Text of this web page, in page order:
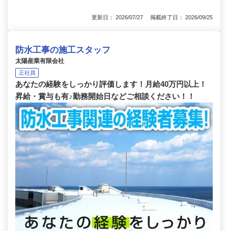
更新日： 2026/07/27 掲載終了日： 2026/09/25
防水工事の施工スタッフ
太陽産業有限会社
正社員
あなたの経験をしっかり評価します！月給40万円以上！
昇給・賞与も有♪勤務開始日などご相談ください！！